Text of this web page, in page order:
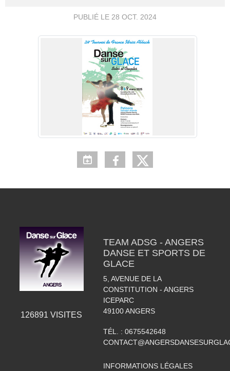
PUBLIÉ LE 28 OCT. 2024
126891 VISITES
TEAM ADSG - ANGERS
DANSE ET SPORTS DE
GLACE
5, AVENUE DE LA
CONSTITUTION - ANGERS
ICEPARC
49100 ANGERS
TÉL. : 0675542648
INFORMATIONS LÉGALES